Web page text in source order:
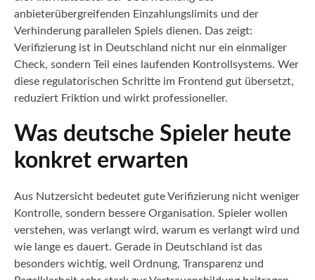
anbieterübergreifenden Einzahlungslimits und der
Verhinderung parallelen Spiels dienen. Das zeigt:
Verifizierung ist in Deutschland nicht nur ein einmaliger
Check, sondern Teil eines laufenden Kontrollsystems. Wer
diese regulatorischen Schritte im Frontend gut übersetzt,
reduziert Friktion und wirkt professioneller.
Was deutsche Spieler heute
konkret erwarten
Aus Nutzersicht bedeutet gute Verifizierung nicht weniger
Kontrolle, sondern bessere Organisation. Spieler wollen
verstehen, was verlangt wird, warum es verlangt wird und
wie lange es dauert. Gerade in Deutschland ist das
besonders wichtig, weil Ordnung, Transparenz und